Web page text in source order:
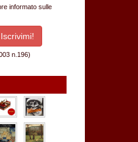
informato sulle
n.196)